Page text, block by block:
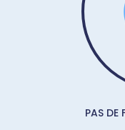
PAS DE